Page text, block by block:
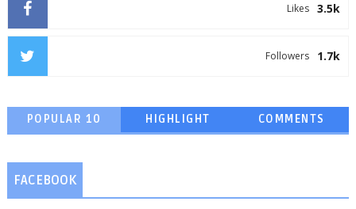
3.5k
Likes
1.7k
Followers
POPULAR 10 HIGHLIGHT COMMENTS
FACEBOOK